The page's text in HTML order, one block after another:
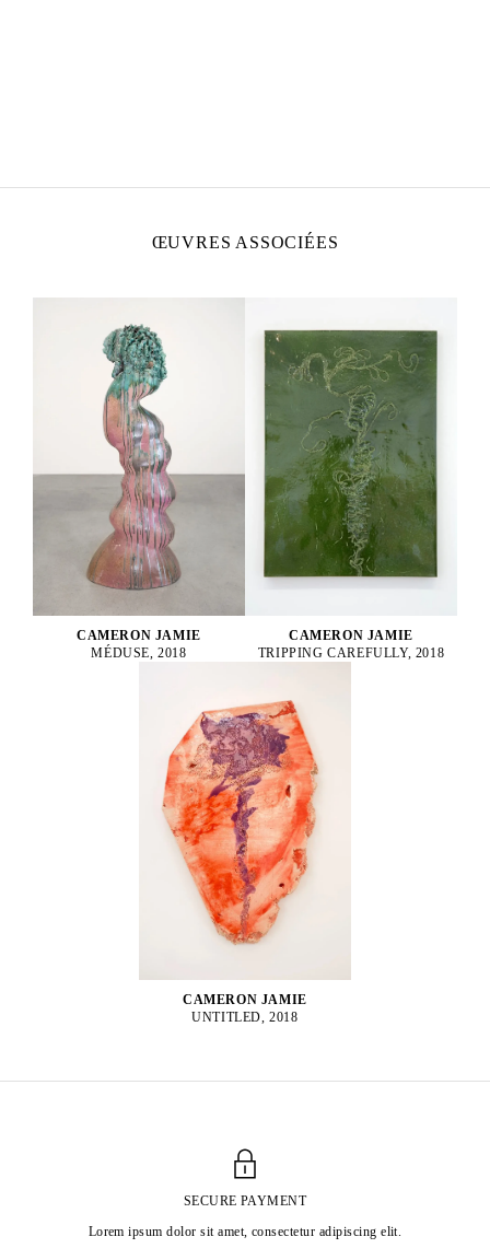
ŒUVRES ASSOCIÉES
CAMERON JAMIE
MÉDUSE, 2018
CAMERON JAMIE
TRIPPING CAREFULLY, 2018
CAMERON JAMIE
UNTITLED, 2018
SECURE PAYMENT
Lorem ipsum dolor sit amet, consectetur adipiscing elit.